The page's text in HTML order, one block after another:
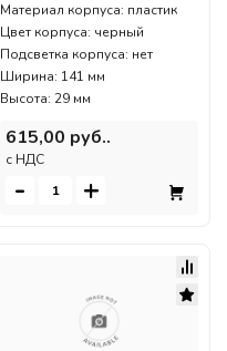
Материал корпуса: пластик
Цвет корпуса: черный
Подсветка корпуса: нет
Ширина: 141 мм
Высота: 29 мм
615,00 руб..
c НДС
- +